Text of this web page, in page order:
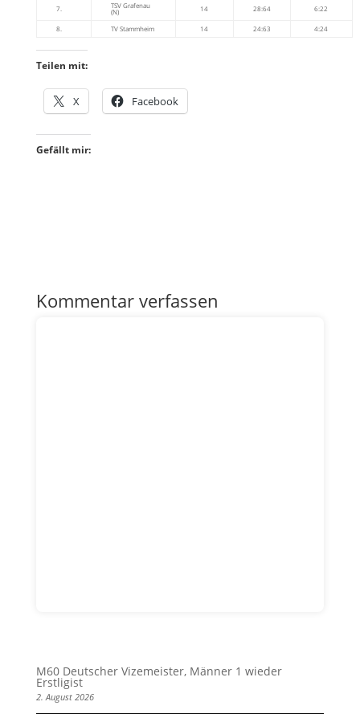
7. TSV Grafenau
(N) 14 28:64 6:22
8. TV Stammheim 14 24:63 4:24
Teilen mit:
X Facebook
Gefällt mir:
Kommentar verfassen
M60 Deutscher Vizemeister, Männer 1 wieder
Erstligist
2. August 2026